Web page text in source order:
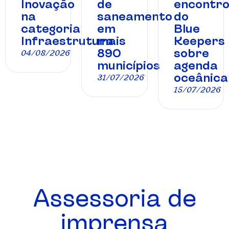
Inovação
na
categoria
Infraestrutura
04/08/2026
de
saneamento
em
mais
890
municípios
31/07/2026
encontro
do
Blue
Keepers
sobre
agenda
oceânica
15/07/2026
Assessoria de
imprensa